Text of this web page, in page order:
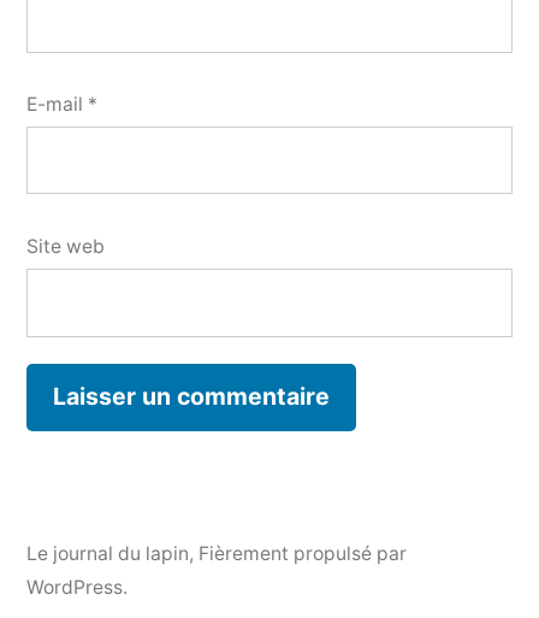
E-mail *
Site web
Le journal du lapin, Fièrement propulsé par
WordPress.